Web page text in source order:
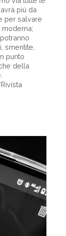
più da
per salvare
smentite,
punto
della